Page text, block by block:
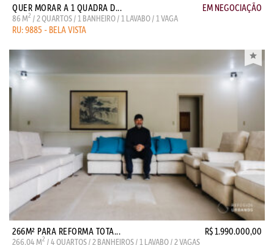
QUER MORAR A 1 QUADRA D... EM NEGOCIAÇÃO
86 M2 / 2 QUARTOS / 1 BANHEIRO / 1 LAVABO / 1 VAGA
RU: 9885 - BELA VISTA
266M² PARA REFORMA TOTA... R$ 1.990.000,00
266,04 M2 / 4 QUARTOS / 2 BANHEIROS / 1 LAVABO / 2 VAGAS